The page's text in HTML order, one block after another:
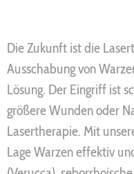
Die Zukunft ist die
Ausschabung von
Lösung. Der Eingriff ist
größere Wunden oder
Lasertherapie. Mit
Lage Warzen effektiv